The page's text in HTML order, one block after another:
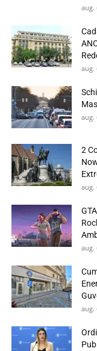
aug.
aug.
aug.
2
aug.
aug.
aug.